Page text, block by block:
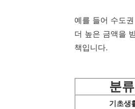
예를 들어 수도
더 높은 금액을
책입니다.
분
기초생